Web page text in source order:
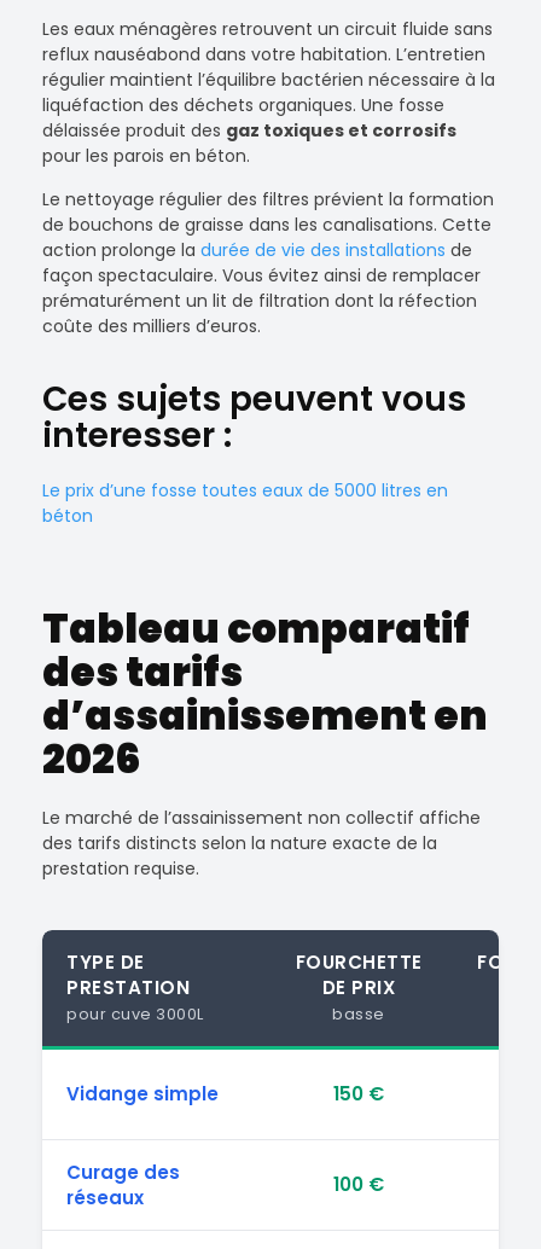
Les eaux ménagères retrouvent un circuit fluide sans
reflux nauséabond dans votre habitation. L’entretien
régulier maintient l’équilibre bactérien nécessaire à la
liquéfaction des déchets organiques. Une fosse
délaissée produit des gaz toxiques et corrosifs
pour les parois en béton.
Le nettoyage régulier des filtres prévient la formation
de bouchons de graisse dans les canalisations. Cette
action prolonge la durée de vie des installations de
façon spectaculaire. Vous évitez ainsi de remplacer
prématurément un lit de filtration dont la réfection
coûte des milliers d’euros.
Ces sujets peuvent vous
interesser :
Le prix d’une fosse toutes eaux de 5000 litres en
béton
Tableau comparatif
des tarifs
d’assainissement en
2026
Le marché de l’assainissement non collectif affiche
des tarifs distincts selon la nature exacte de la
prestation requise.
TYPE DE
PRESTATION
pour cuve 3000L
FOURCHETTE
DE PRIX
basse
Vidange simple 150 €
Curage des
réseaux
100 €